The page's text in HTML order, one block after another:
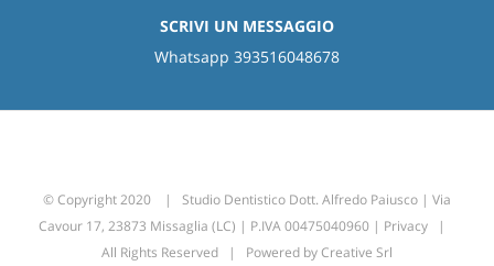
SCRIVI UN MESSAGGIO
Whatsapp 393516048678
© Copyright 2020 | Studio Dentistico Dott. Alfredo Paiusco | Via
Cavour 17, 23873 Missaglia (LC) | P.IVA 00475040960 | Privacy |
All Rights Reserved | Powered byCreative Srl